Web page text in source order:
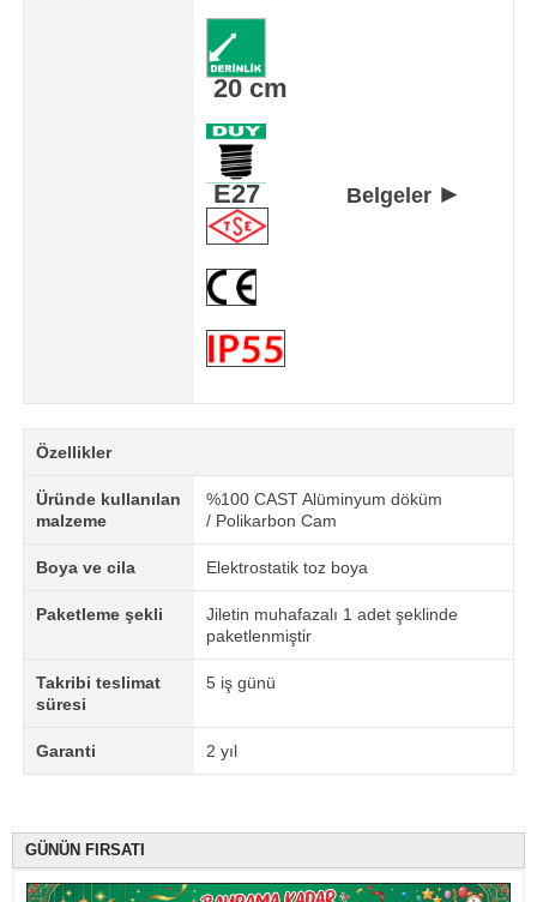
20 cm
E27 Belgeler ►
Özellikler
Üründe kullanılan
malzeme
%100 CAST Alüminyum döküm
/ Polikarbon Cam
Boya ve cila Elektrostatik toz boya
Paketleme şekli
Jiletin muhafazalı 1 adet şeklinde
paketlenmiştir
Takribi teslimat
süresi
5 iş günü
Garanti 2 yıl
GÜNÜN FIRSATI